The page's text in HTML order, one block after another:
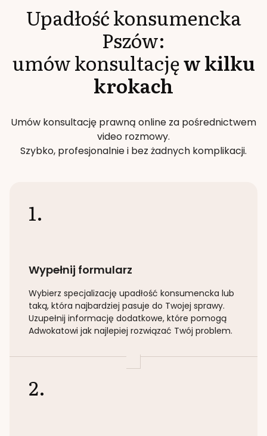
Upadłość konsumencka
Pszów:
umów konsultacjęw kilku
krokach
Umów konsultację prawną online za pośrednictwem
video rozmowy.
Szybko, profesjonalnie i bez żadnych komplikacji.
1.
Wypełnij formularz
Wybierz specjalizację upadłość konsumencka lub
taką, która najbardziej pasuje do Twojej sprawy.
Uzupełnij informację dodatkowe, które pomogą
Adwokatowi jak najlepiej rozwiązać Twój problem.
2.